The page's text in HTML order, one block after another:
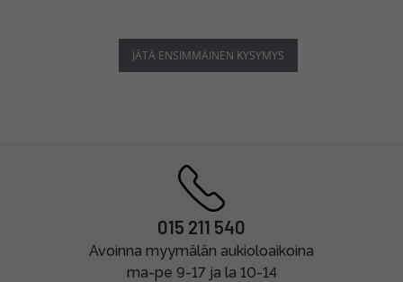
JÄTÄ ENSIMMÄINEN KYSYMYS
015 211 540
Avoinna myymälän aukioloaikoina
ma-pe 9-17 ja la 10-14